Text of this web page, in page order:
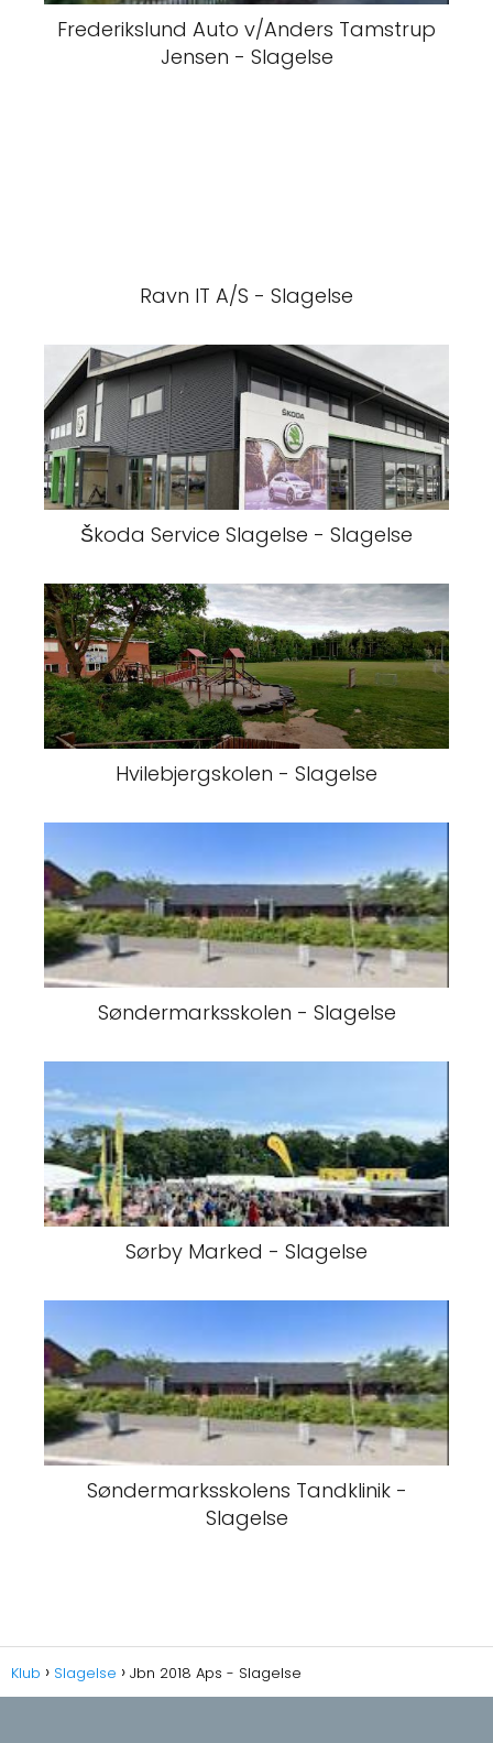
Frederikslund Auto v/Anders Tamstrup
Jensen - Slagelse
Ravn IT A/S - Slagelse
Škoda Service Slagelse - Slagelse
Hvilebjergskolen - Slagelse
Søndermarksskolen - Slagelse
Sørby Marked - Slagelse
Søndermarksskolens Tandklinik -
Slagelse
Klub Slagelse Jbn 2018 Aps - Slagelse